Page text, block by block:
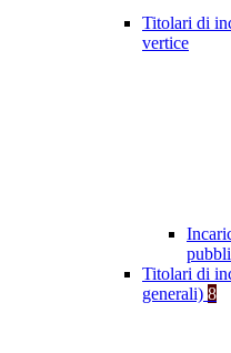
Titolari di
vertice
Titolari di
generali) 8